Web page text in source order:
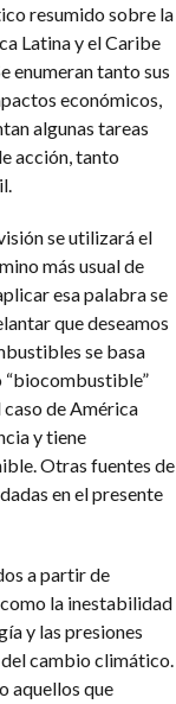
resumido sobre la
Latina y el Caribe
enumeran tanto sus
económicos,
algunas tareas
acción, tanto
se utilizará el
más usual de
esa palabra se
que deseamos
se basa
“biocombustible”
caso de América
y tiene
Otras fuentes de
en el presente
a partir de
la inestabilidad
y las presiones
cambio climático.
aquellos que